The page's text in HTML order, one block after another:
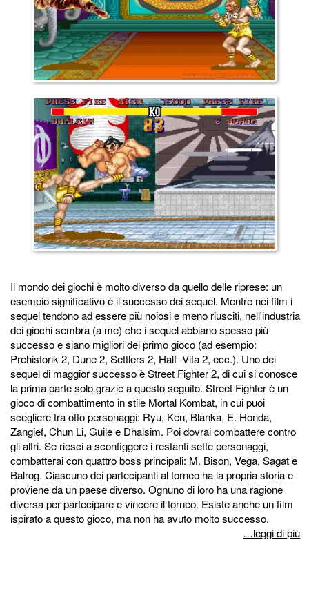
Il mondo dei giochi è molto diverso da quello delle riprese: un
esempio significativo è il successo dei sequel. Mentre nei film i
sequel tendono ad essere più noiosi e meno riusciti, nell'industria
dei giochi sembra (a me) che i sequel abbiano spesso più
successo e siano migliori del primo gioco (ad esempio:
Prehistorik 2, Dune 2, Settlers 2, Half -Vita 2, ecc.). Uno dei
sequel di maggior successo è Street Fighter 2, di cui si conosce
la prima parte solo grazie a questo seguito. Street Fighter è un
gioco di combattimento in stile Mortal Kombat, in cui puoi
scegliere tra otto personaggi: Ryu, Ken, Blanka, E. Honda,
Zangief, Chun Li, Guile e Dhalsim. Poi dovrai combattere contro
gli altri. Se riesci a sconfiggere i restanti sette personaggi,
combatterai con quattro boss principali: M. Bison, Vega, Sagat e
Balrog. Ciascuno dei partecipanti al torneo ha la propria storia e
proviene da un paese diverso. Ognuno di loro ha una ragione
diversa per partecipare e vincere il torneo. Esiste anche un film
ispirato a questo gioco, ma non ha avuto molto successo.
…leggi di più